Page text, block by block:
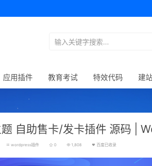
应用插件 教育考试 特效代码 建
自助售卡/发卡插件 源码 |
wordpress插件 0 1,808 百度已收录